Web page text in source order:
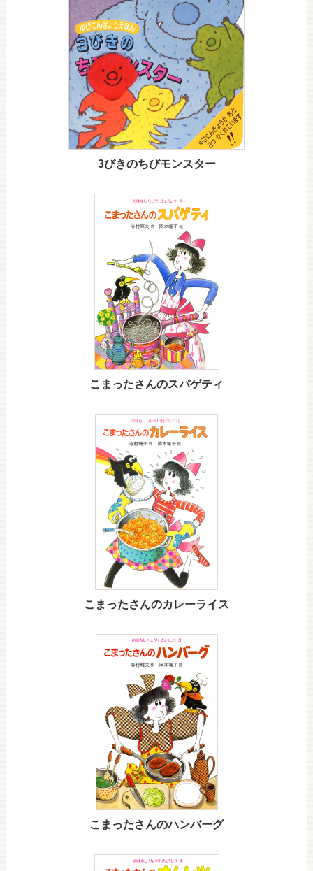
3びきのちびモンスター
こまったさんのスパゲティ
こまったさんのカレーライス
こまったさんのハンバーグ